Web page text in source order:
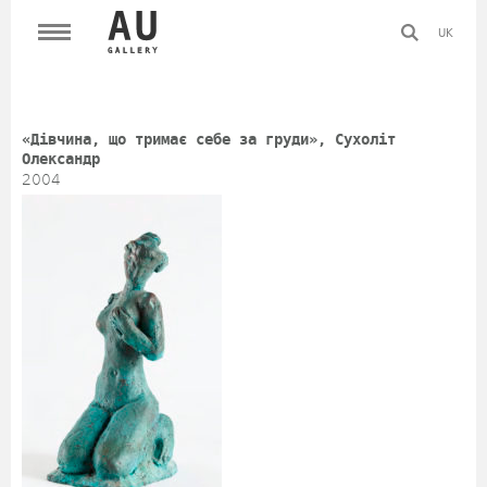
UK
«Дівчина, що тримає себе за груди», Сухоліт
Олександр
2004